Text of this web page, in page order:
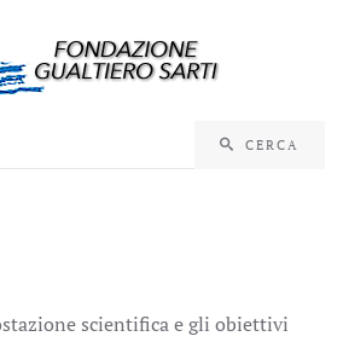
CERCA
scientifica e gli obiettivi